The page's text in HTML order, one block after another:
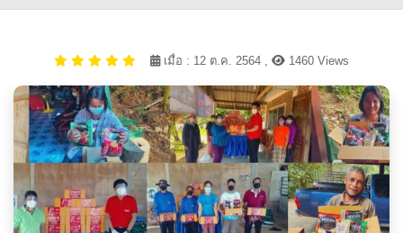
เมื่อ : 12 ต.ค. 2564 , 1460 Views